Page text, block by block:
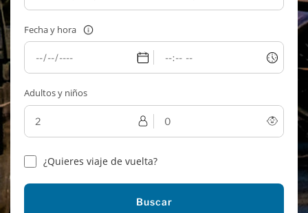
Fecha y hora
Adultos y niños
¿Quieres viaje de vuelta?
Buscar